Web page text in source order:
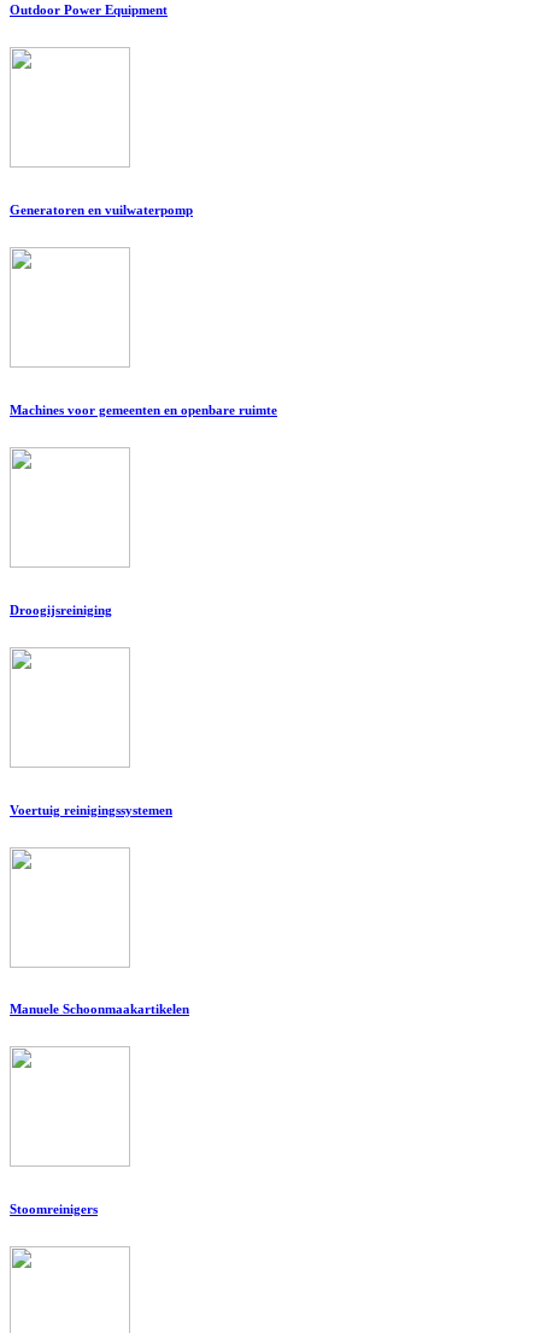
Outdoor Power Equipment
Generatoren en vuilwaterpomp
Machines voor gemeenten en openbare ruimte
Droogijsreiniging
Voertuig reinigingssystemen
Manuele Schoonmaakartikelen
Stoomreinigers